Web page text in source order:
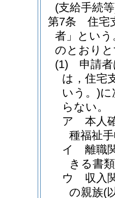
(支給手続
第7条
住宅
者」という
のとおり
(1)
申請
は，住宅
いう。)
らない。
ア
本人
種福祉
イ
離職
きる書
ウ
収入
の親族(